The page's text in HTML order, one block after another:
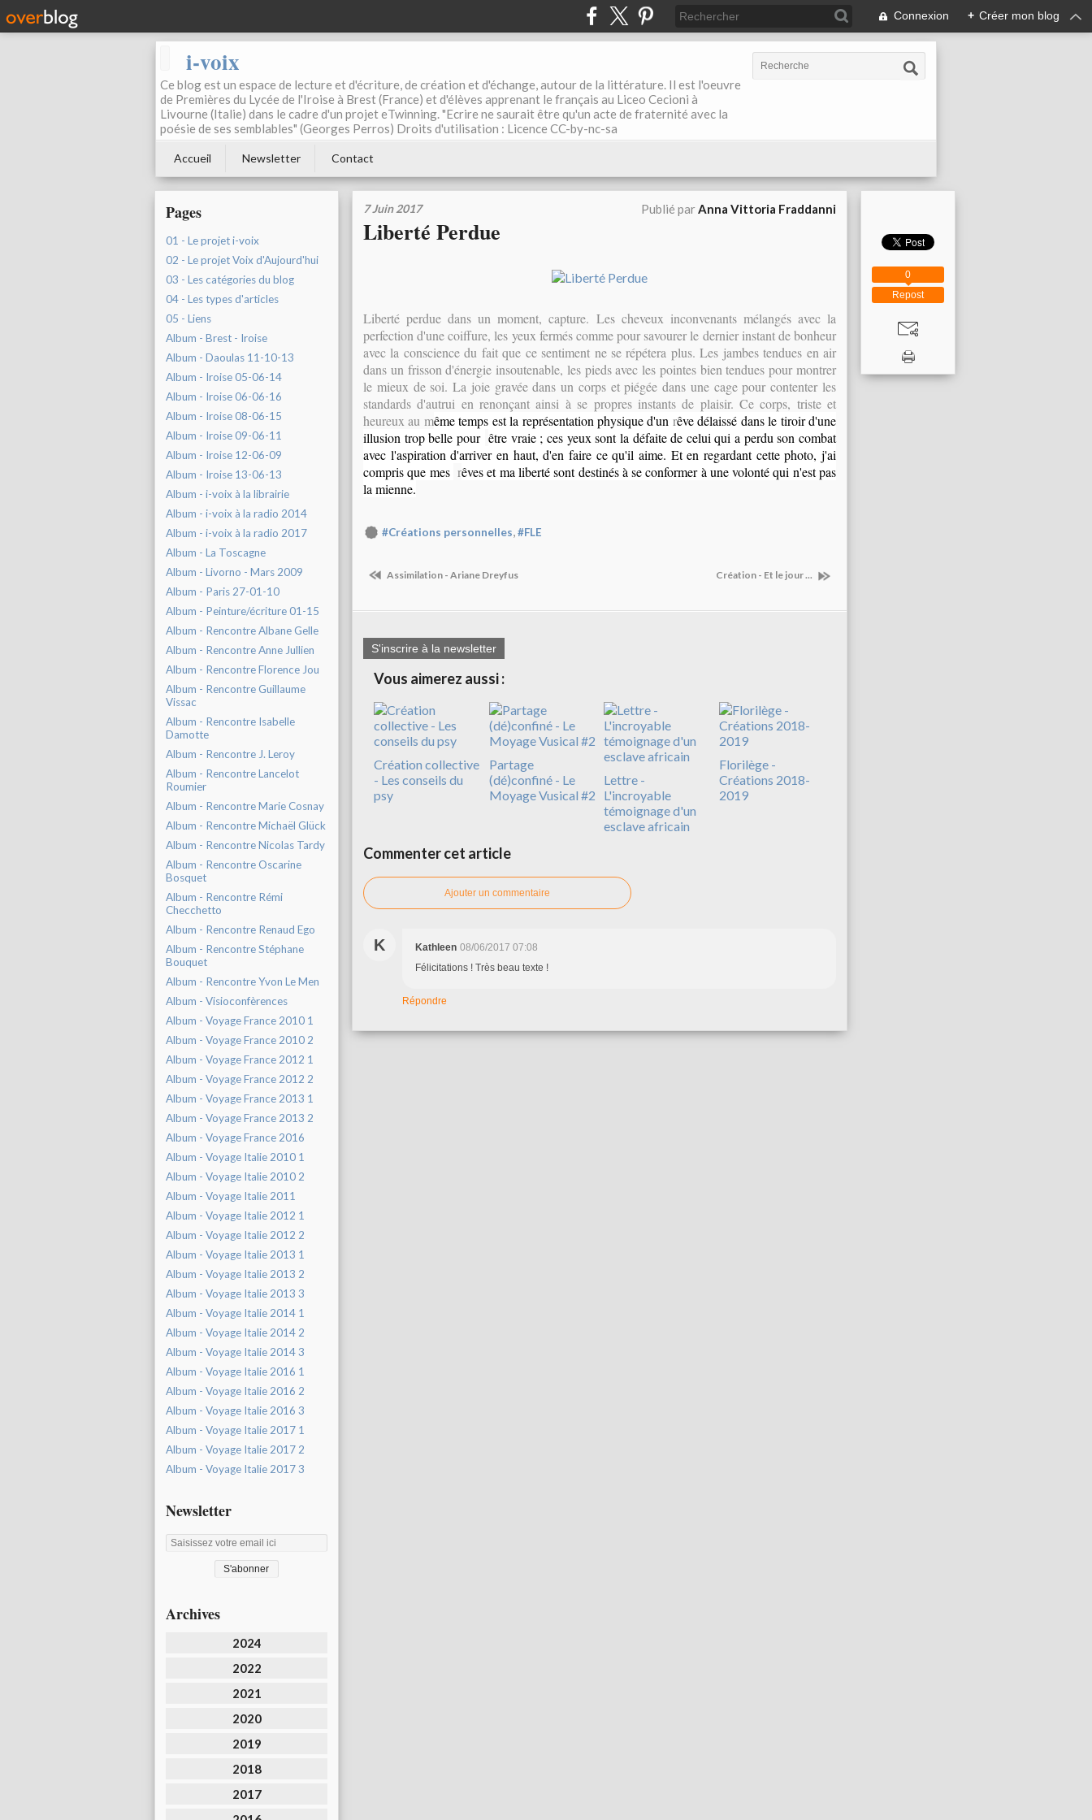
Connexion + Créer mon blog
i-voix
Ce blog est un espace de lecture et d'écriture, de création et d'échange, autour de la littérature. Il est l'oeuvre
de Premières du Lycée de l'Iroise à Brest (France) et d'élèves apprenant le français au Liceo Cecioni à
Livourne (Italie) dans le cadre d'un projet eTwinning. "Ecrire ne saurait être qu'un acte de fraternité avec la
poésie de ses semblables" (Georges Perros) Droits d'utilisation : Licence CC-by-nc-sa
Accueil Newsletter Contact
Pages
01 - Le projet i-voix
02 - Le projet Voix d'Aujourd'hui
03 - Les catégories du blog
04 - Les types d'articles
05 - Liens
Album - Brest - Iroise
Album - Daoulas 11-10-13
Album - Iroise 05-06-14
Album - Iroise 06-06-16
Album - Iroise 08-06-15
Album - Iroise 09-06-11
Album - Iroise 12-06-09
Album - Iroise 13-06-13
Album - i-voix à la librairie
Album - i-voix à la radio 2014
Album - i-voix à la radio 2017
Album - La Toscagne
Album - Livorno - Mars 2009
Album - Paris 27-01-10
Album - Peinture/écriture 01-15
Album - Rencontre Albane Gelle
Album - Rencontre Anne Jullien
Album - Rencontre Florence Jou
Album - Rencontre Guillaume
Vissac
Album - Rencontre Isabelle
Damotte
Album - Rencontre J. Leroy
Album - Rencontre Lancelot
Roumier
Album - Rencontre Marie Cosnay
Album - Rencontre Michaël Glück
Album - Rencontre Nicolas Tardy
Album - Rencontre Oscarine
Bosquet
Album - Rencontre Rémi
Checchetto
Album - Rencontre Renaud Ego
Album - Rencontre Stéphane
Bouquet
Album - Rencontre Yvon Le Men
Album - Visioconfèrences
Album - Voyage France 2010 1
Album - Voyage France 2010 2
Album - Voyage France 2012 1
Album - Voyage France 2012 2
Album - Voyage France 2013 1
Album - Voyage France 2013 2
Album - Voyage France 2016
Album - Voyage Italie 2010 1
Album - Voyage Italie 2010 2
Album - Voyage Italie 2011
Album - Voyage Italie 2012 1
Album - Voyage Italie 2012 2
Album - Voyage Italie 2013 1
Album - Voyage Italie 2013 2
Album - Voyage Italie 2013 3
Album - Voyage Italie 2014 1
Album - Voyage Italie 2014 2
Album - Voyage Italie 2014 3
Album - Voyage Italie 2016 1
Album - Voyage Italie 2016 2
Album - Voyage Italie 2016 3
Album - Voyage Italie 2017 1
Album - Voyage Italie 2017 2
Album - Voyage Italie 2017 3
Newsletter
Archives
2024
2022
2021
2020
2019
2018
2017
7 Juin 2017 Publié parAnna Vittoria Fraddanni
Liberté Perdue
Liberté perdue dans un moment, capture. Les cheveux inconvenants mélangés avec la
perfection d'une coiffure, les yeux fermés comme pour savourer le dernier instant de bonheur
avec la conscience du fait que ce sentiment ne se répétera plus. Les jambes tendues en air
dans un frisson d'énergie insoutenable, les pieds avec les pointes bien tendues pour montrer
le mieux de soi. La joie gravée dans un corps et piégée dans une cage pour contenter les
standards d'autrui en renonçant ainsi à se propres instants de plaisir. Ce corps, triste et
heureux au même temps est la représentation physique d'un rêve délaissé dans le tiroir d'une
illusion trop belle pour être vraie ; ces yeux sont la défaite de celui qui a perdu son combat
avec l'aspiration d'arriver en haut, d'en faire ce qu'il aime. Et en regardant cette photo, j'ai
compris que mes rêves et ma liberté sont destinés à se conformer à une volonté qui n'est pas
la mienne.
#Créations personnelles,#FLE
Assimilation - Ariane Dreyfus Création - Et le jour ...
S'inscrire à la newsletter
Vous aimerez aussi :
Création collective
- Les conseils du
psy
Partage
(dé)confiné - Le
Moyage Vusical #2
Lettre -
L'incroyable
témoignage d'un
esclave africain
Florilège -
Créations 2018-
2019
Commenter cet article
Ajouter un commentaire
K Kathleen 08/06/2017 07:08
Félicitations ! Très beau texte !
Répondre
Repost
0